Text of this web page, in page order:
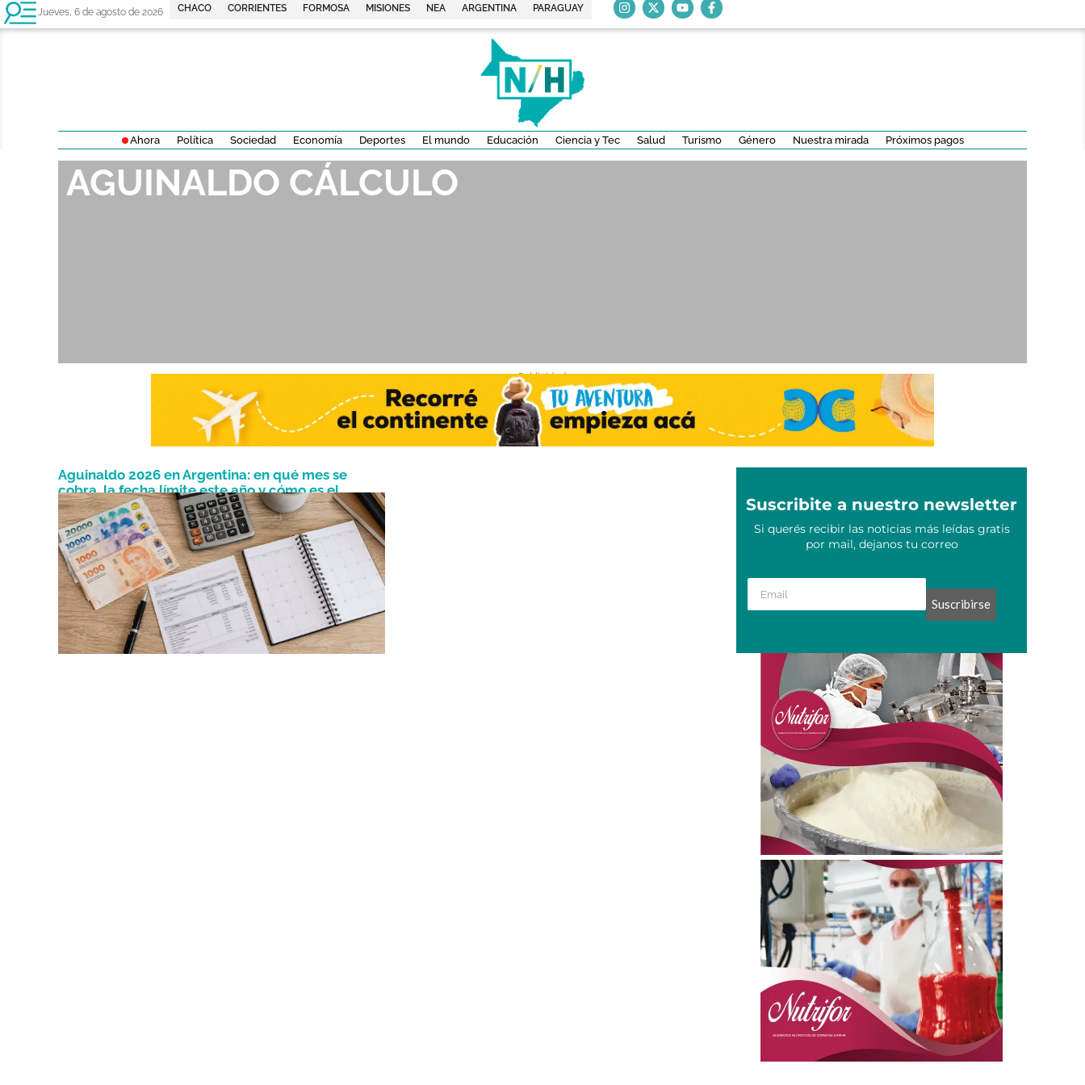
Jueves, 6 de agosto de 2026 CHACO CORRIENTES FORMOSA MISIONES NEA ARGENTINA PARAGUAY
Ahora Política Sociedad Economía Deportes El mundo Educación Ciencia y Tec Salud Turismo Género Nuestra mirada Próximos pagos
AGUINALDO CÁLCULO
- Publicidad -
Aguinaldo 2026 en Argentina: en qué mes se
cobra, la fecha límite este año y cómo es el
cálculo de cuánto se abona
Junio 4, 2026 Suscribite a nuestro newsletter
Si querés recibir las noticias más leídas gratis
por mail, dejanos tu correo
Suscribirse